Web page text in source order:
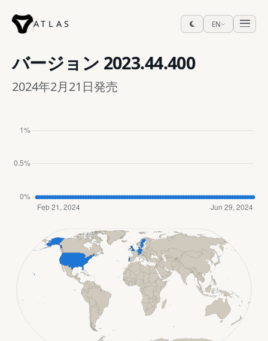
ATLAS EN
バージョン 2023.44.400
2024年2月21日発売